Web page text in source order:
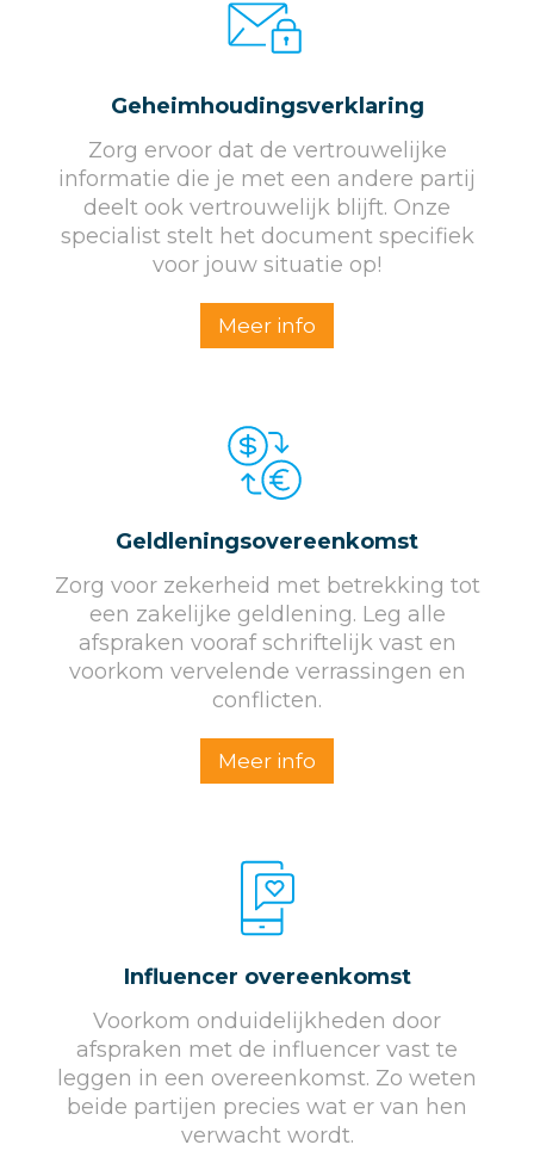
Geheim­houdings­verklaring
Zorg ervoor dat de vertrouwelijke
informatie die je met een andere partij
deelt ook vertrouwelijk blijft. Onze
specialist stelt het document specifiek
voor jouw situatie op!
Meer info
Geldleningsovereenkomst
Zorg voor zekerheid met betrekking tot
een zakelijke geldlening. Leg alle
afspraken vooraf schriftelijk vast en
voorkom vervelende verrassingen en
conflicten.
Meer info
Influencer overeenkomst
Voorkom onduidelijkheden door
afspraken met de influencer vast te
leggen in een overeenkomst. Zo weten
beide partijen precies wat er van hen
verwacht wordt.